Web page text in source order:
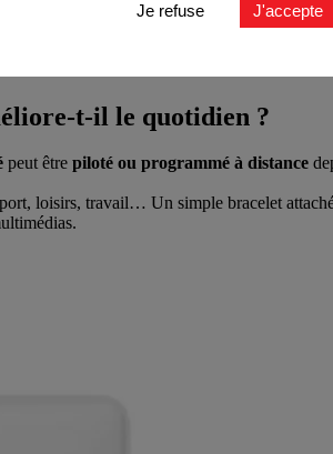
t-il le quotidien ?
peut être piloté ou programmé à distance
loisirs, travail… Un simple bracelet
Je refuse J'accepte